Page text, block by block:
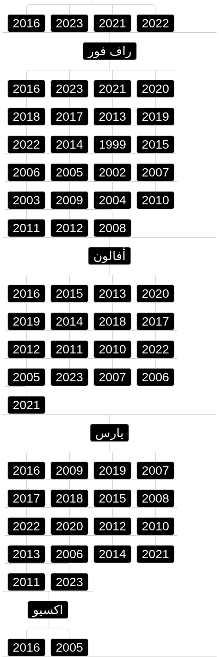
2016 2023 2021 2022
راف فور
2016 2023 2021 2020
2018 2017 2013 2019
2022 2014 1999 2015
2006 2005 2002 2007
2003 2009 2004 2010
2011 2012 2008
أفالون
2016 2015 2013 2020
2019 2014 2018 2017
2012 2011 2010 2022
2005 2023 2007 2006
2021
يارس
2016 2009 2019 2007
2017 2018 2015 2008
2022 2020 2012 2010
2013 2006 2014 2021
2011 2023
اكسيو
2016 2005